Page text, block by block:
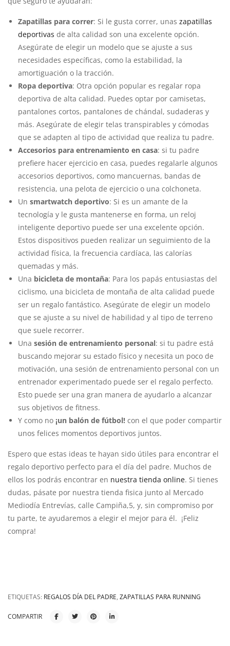
Zapatillas para correr: Si le gusta correr, unas zapatillas
deportivas de alta calidad son una excelente opción.
Asegúrate de elegir un modelo que se ajuste a sus
necesidades específicas, como la estabilidad, la
amortiguación o la tracción.
Ropa deportiva: Otra opción popular es regalar ropa
deportiva de alta calidad. Puedes optar por camisetas,
pantalones cortos, pantalones de chándal, sudaderas y
más. Asegúrate de elegir telas transpirables y cómodas
que se adapten al tipo de actividad que realiza tu padre.
Accesorios para entrenamiento en casa: si tu padre
prefiere hacer ejercicio en casa, puedes regalarle algunos
accesorios deportivos, como mancuernas, bandas de
resistencia, una pelota de ejercicio o una colchoneta.
Un smartwatch deportivo: Si es un amante de la
tecnología y le gusta mantenerse en forma, un reloj
inteligente deportivo puede ser una excelente opción.
Estos dispositivos pueden realizar un seguimiento de la
actividad física, la frecuencia cardíaca, las calorías
quemadas y más.
Una bicicleta de montaña: Para los papás entusiastas del
ciclismo, una bicicleta de montaña de alta calidad puede
ser un regalo fantástico. Asegúrate de elegir un modelo
que se ajuste a su nivel de habilidad y al tipo de terreno
que suele recorrer.
Una sesión de entrenamiento personal: si tu padre está
buscando mejorar su estado físico y necesita un poco de
motivación, una sesión de entrenamiento personal con un
entrenador experimentado puede ser el regalo perfecto.
Esto puede ser una gran manera de ayudarlo a alcanzar
sus objetivos de fitness.
Y como no ¡un balón de fútbol! con el que poder compartir
unos felices momentos deportivos juntos.
Espero que estas ideas te hayan sido útiles para encontrar el
regalo deportivo perfecto para el día del padre. Muchos de
ellos los podrás encontrar en nuestra tienda online. Si tienes
dudas, pásate por nuestra tienda fisica junto al Mercado
Mediodía Entrevías, calle Campiña,5, y, sin compromiso por
tu parte, te ayudaremos a elegir el mejor para él. ¡Feliz
compra!
ETIQUETAS: REGALOS DÍA DEL PADRE, ZAPATILLAS PARA RUNNING
COMPARTIR